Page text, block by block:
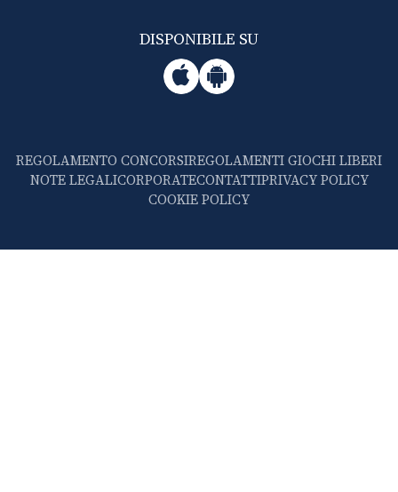
DISPONIBILE SU
REGOLAMENTO CONCORSIREGOLAMENTI GIOCHI LIBERI
NOTE LEGALICORPORATECONTATTIPRIVACY POLICY
COOKIE POLICY